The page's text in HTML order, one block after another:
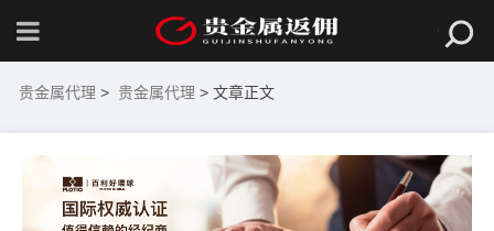
贵金属代理 > 贵金属代理 > 文章正文